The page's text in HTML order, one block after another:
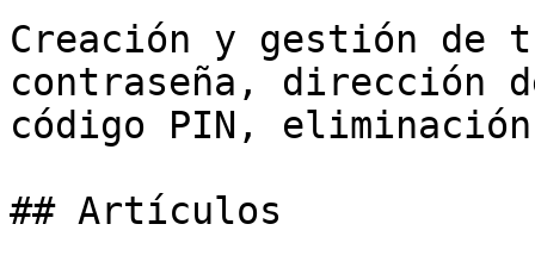
Creación y gestión de
contraseña, dirección
código PIN,
## Artículos